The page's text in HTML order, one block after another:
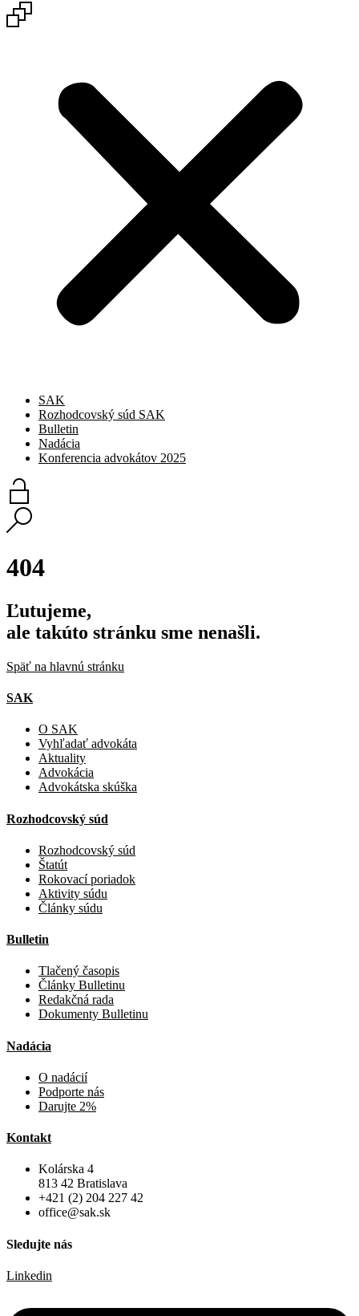
SAK
Rozhodcovský súd SAK
Bulletin
Nadácia
Konferencia advokátov 2025
404
Ľutujeme,
ale takúto stránku sme nenašli.
Späť na hlavnú stránku
SAK
O SAK
Vyhľadať advokáta
Aktuality
Advokácia
Advokátska skúška
Rozhodcovský súd
Rozhodcovský súd
Štatút
Rokovací poriadok
Aktivity súdu
Články súdu
Bulletin
Tlačený časopis
Články Bulletinu
Redakčná rada
Dokumenty Bulletinu
Nadácia
O nadácií
Podporte nás
Darujte 2%
Kontakt
Kolárska 4
813 42 Bratislava
+421 (2) 204 227 42
office@sak.sk
Sledujte nás
Linkedin